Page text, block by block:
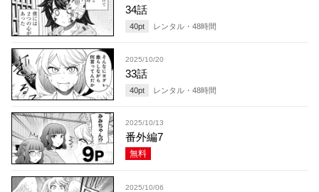
34話
40pt レンタル・ 48時間
2025/10/20
33話
40pt レンタル・ 48時間
2025/10/13
番外編7
無料
2025/10/06